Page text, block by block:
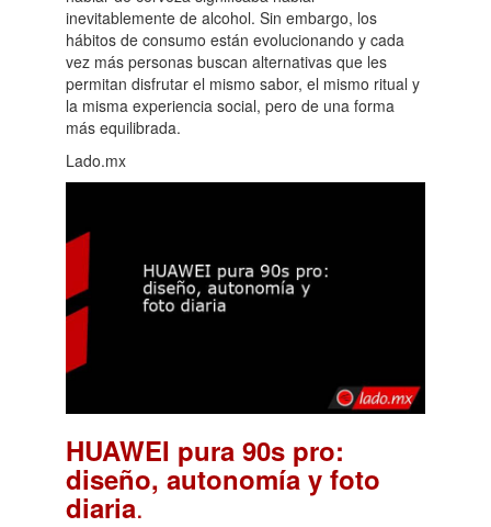
inevitablemente de alcohol. Sin embargo, los
hábitos de consumo están evolucionando y cada
vez más personas buscan alternativas que les
permitan disfrutar el mismo sabor, el mismo ritual y
la misma experiencia social, pero de una forma
más equilibrada.
Lado.mx
HUAWEI pura 90s pro:
diseño, autonomía y foto
diaria.